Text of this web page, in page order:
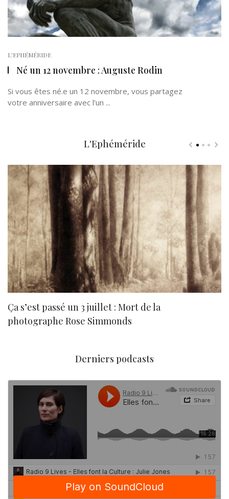
L'EPHÉMÉRIDE
Né un 12 novembre : Auguste Rodin
Si vous êtes né.e un 12 novembre, vous partagez
votre anniversaire avec l’un ...
L'Ephéméride
Ça s’est passé un 3 juillet : Mort de la
photographe Rose Simmonds
Derniers podcasts